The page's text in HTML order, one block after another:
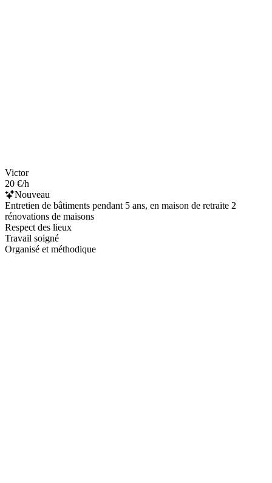
Victor
20 €/h
Nouveau
Entretien de bâtiments pendant 5 ans, en maison de retraite 2
rénovations de maisons
Respect des lieux
Travail soigné
Organisé et méthodique